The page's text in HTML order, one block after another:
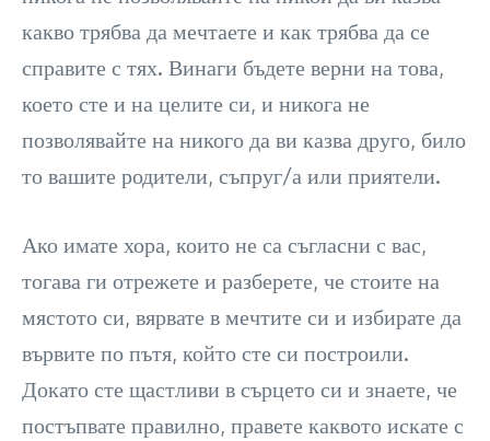
какво трябва да мечтаете и как трябва да се
справите с тях. Винаги бъдете верни на това,
което сте и на целите си, и никога не
позволявайте на никого да ви казва друго, било
то вашите родители, съпруг/а или приятели.
Ако имате хора, които не са съгласни с вас,
тогава ги отрежете и разберете, че стоите на
мястото си, вярвате в мечтите си и избирате да
вървите по пътя, който сте си построили.
Докато сте щастливи в сърцето си и знаете, че
постъпвате правилно, правете каквото искате с